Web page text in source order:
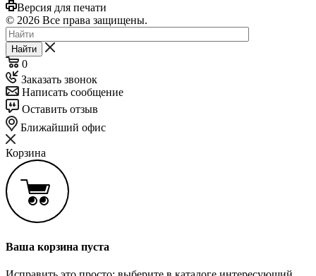
Версия для печати
© 2026 Все права защищены.
Найти
0
Заказать звонок
Написать сообщение
Оставить отзыв
Ближайший офис
Корзина
Ваша корзина пуста